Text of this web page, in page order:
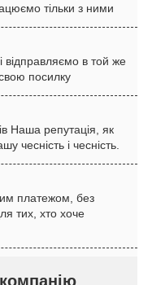
тільки з ними
відправляємо в той же
посилку
Наша репутація, як
чесність і чесність.
платежом, без
тих, хто хоче